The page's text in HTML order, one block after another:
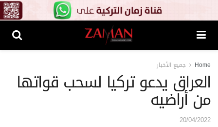
Home جميع الأخبار
العراق يدعو تركيا لسحب قواتها
من أراضيه
20/04/2022